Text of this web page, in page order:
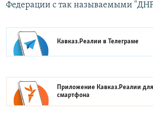
Федерации с так называемыми
Кавказ.Реалии вТелеграме
Приложение Кавказ.Реалии
смартфона